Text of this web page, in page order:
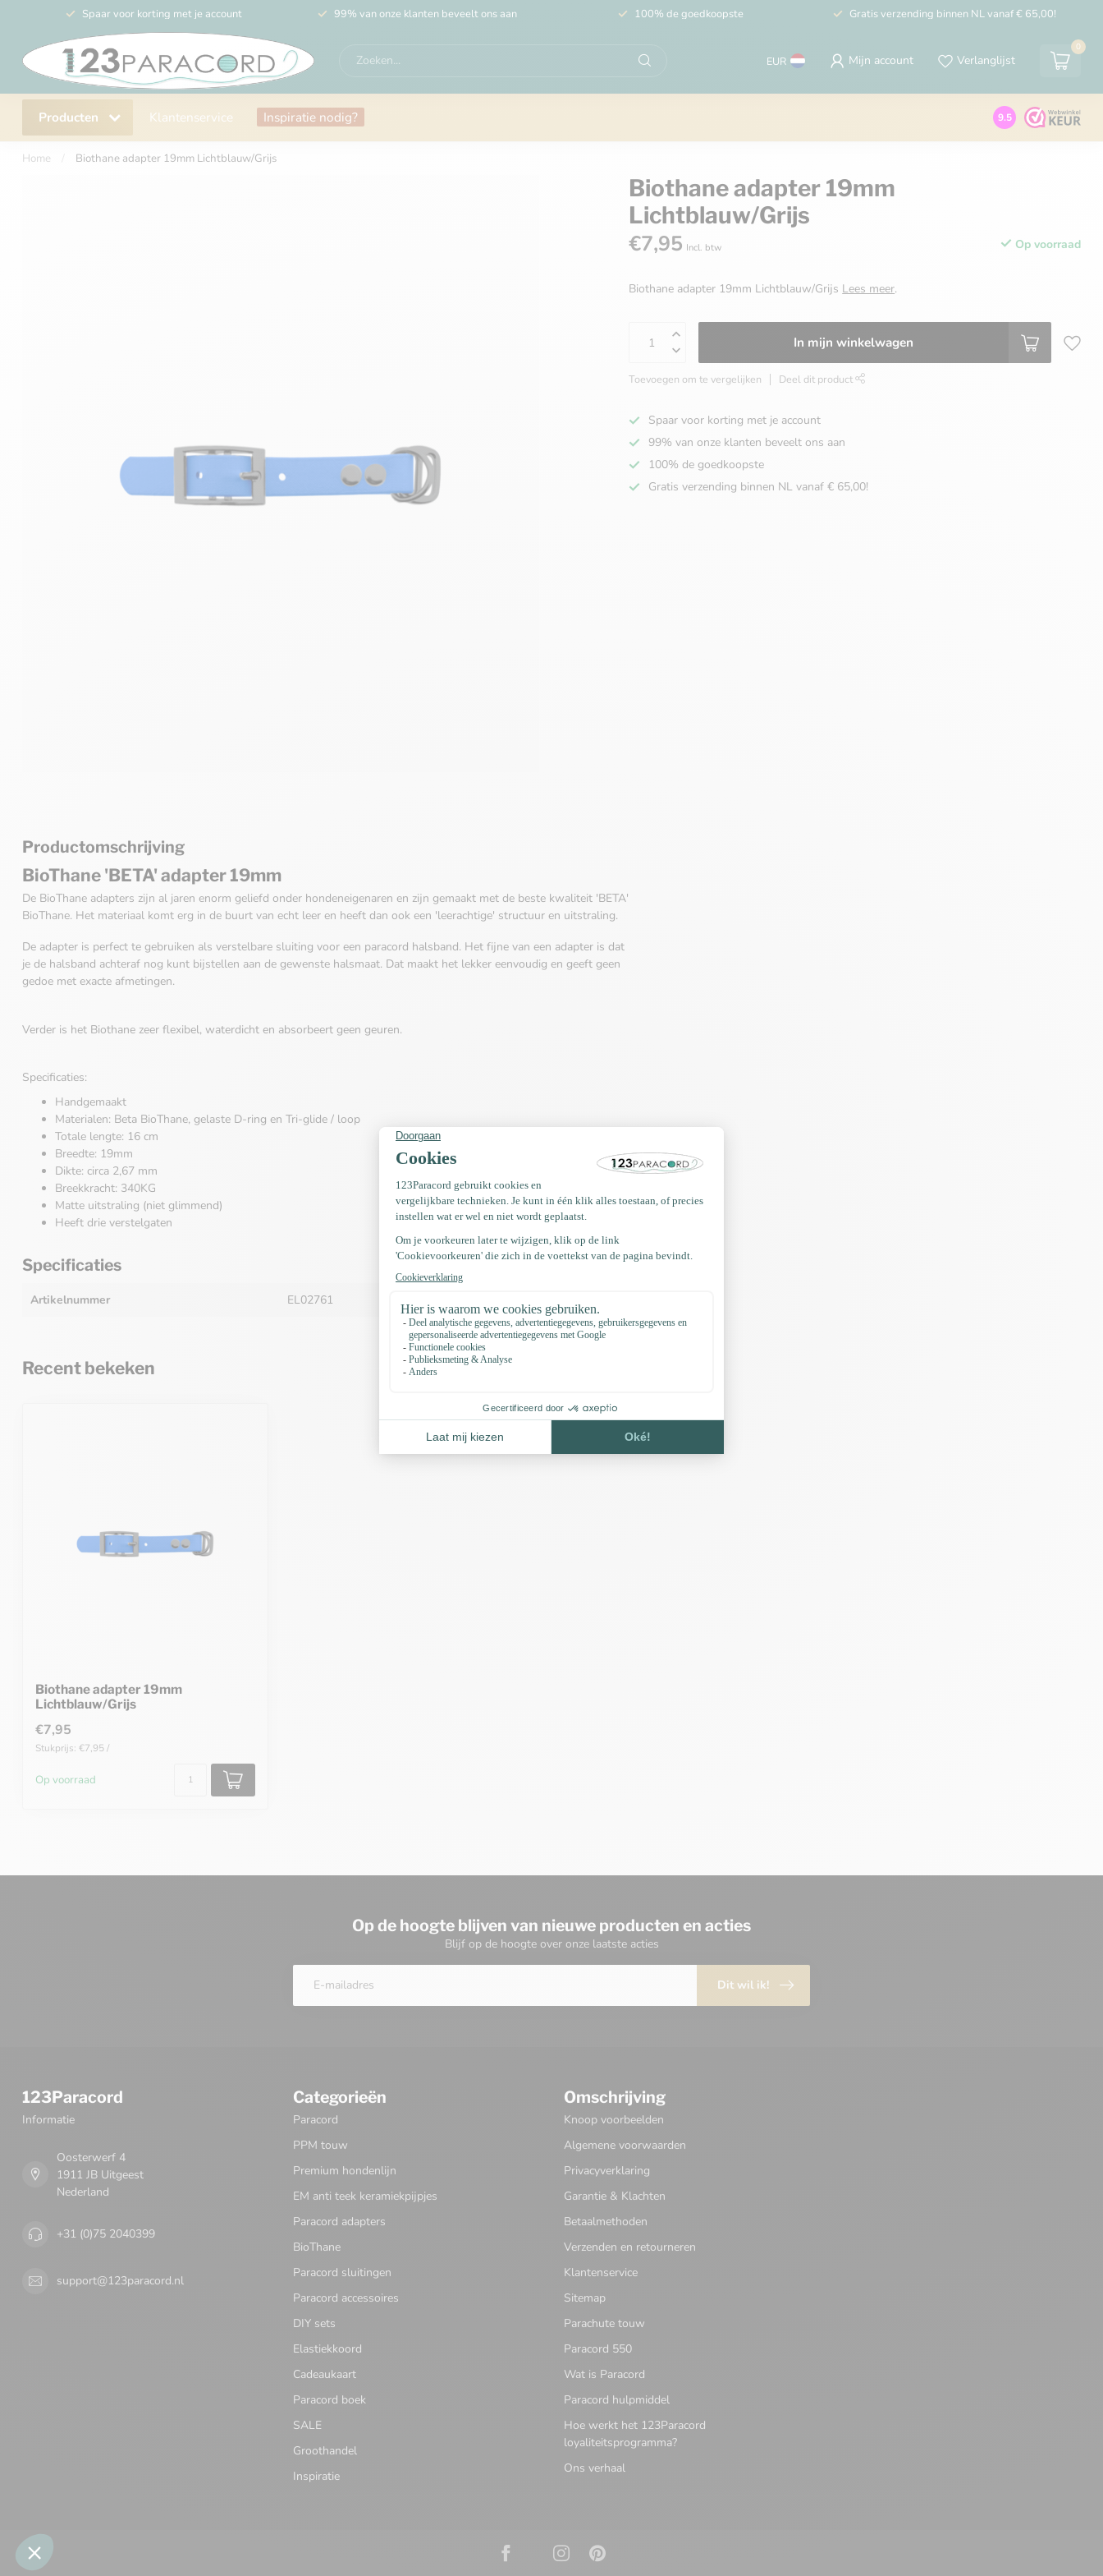
Spaar voor korting met je account 99% van onze klanten beveelt ons aan 100% de goedkoopste Gratis verzending binnen NL vanaf € 65,00!
EUR Mijn account Verlanglijst
0
Producten Klantenservice Inspiratie nodig? 9.5
Home Biothane adapter 19mm Lichtblauw/Grijs
Biothane adapter 19mm
Lichtblauw/Grijs
€7,95 Incl. btw Op voorraad
Biothane adapter 19mm Lichtblauw/Grijs Lees meer.
In mijn winkelwagen
Toevoegen om te vergelijken Deel dit product
Spaar voor korting met je account
99% van onze klanten beveelt ons aan
100% de goedkoopste
Gratis verzending binnen NL vanaf € 65,00!
Productomschrijving
BioThane 'BETA' adapter 19mm
De BioThane adapters zijn al jaren enorm geliefd onder hondeneigenaren en zijn gemaakt met de beste kwaliteit 'BETA'
BioThane. Het materiaal komt erg in de buurt van echt leer en heeft dan ook een 'leerachtige' structuur en uitstraling.
De adapter is perfect te gebruiken als verstelbare sluiting voor een paracord halsband. Het fijne van een adapter is dat
je de halsband achteraf nog kunt bijstellen aan de gewenste halsmaat. Dat maakt het lekker eenvoudig en geeft geen
gedoe met exacte afmetingen.
Verder is het Biothane zeer flexibel, waterdicht en absorbeert geen geuren.
Specificaties:
Handgemaakt
Materialen: Beta BioThane, gelaste D-ring en Tri-glide / loop
Totale lengte: 16 cm
Breedte: 19mm
Dikte: circa 2,67 mm
Breekkracht: 340KG
Matte uitstraling (niet glimmend)
Heeft drie verstelgaten
Specificaties
Artikelnummer EL02761
Recent bekeken
Biothane adapter 19mm
Lichtblauw/Grijs
€7,95
Stukprijs: €7,95 /
Op voorraad
Op de hoogte blijven van nieuwe producten en acties
Blijf op de hoogte over onze laatste acties
Dit wil ik!
123Paracord
Informatie
Oosterwerf 4
1911 JB Uitgeest
Nederland
+31 (0)75 2040399
support@123paracord.nl
Categorieën
Paracord
PPM touw
Premium hondenlijn
EM anti teek keramiekpijpjes
Paracord adapters
BioThane
Paracord sluitingen
Paracord accessoires
DIY sets
Elastiekkoord
Cadeaukaart
Paracord boek
SALE
Groothandel
Inspiratie
Omschrijving
Knoop voorbeelden
Algemene voorwaarden
Privacyverklaring
Garantie & Klachten
Betaalmethoden
Verzenden en retourneren
Klantenservice
Sitemap
Parachute touw
Paracord 550
Wat is Paracord
Paracord hulpmiddel
Hoe werkt het 123Paracord
loyaliteitsprogramma?
Ons verhaal